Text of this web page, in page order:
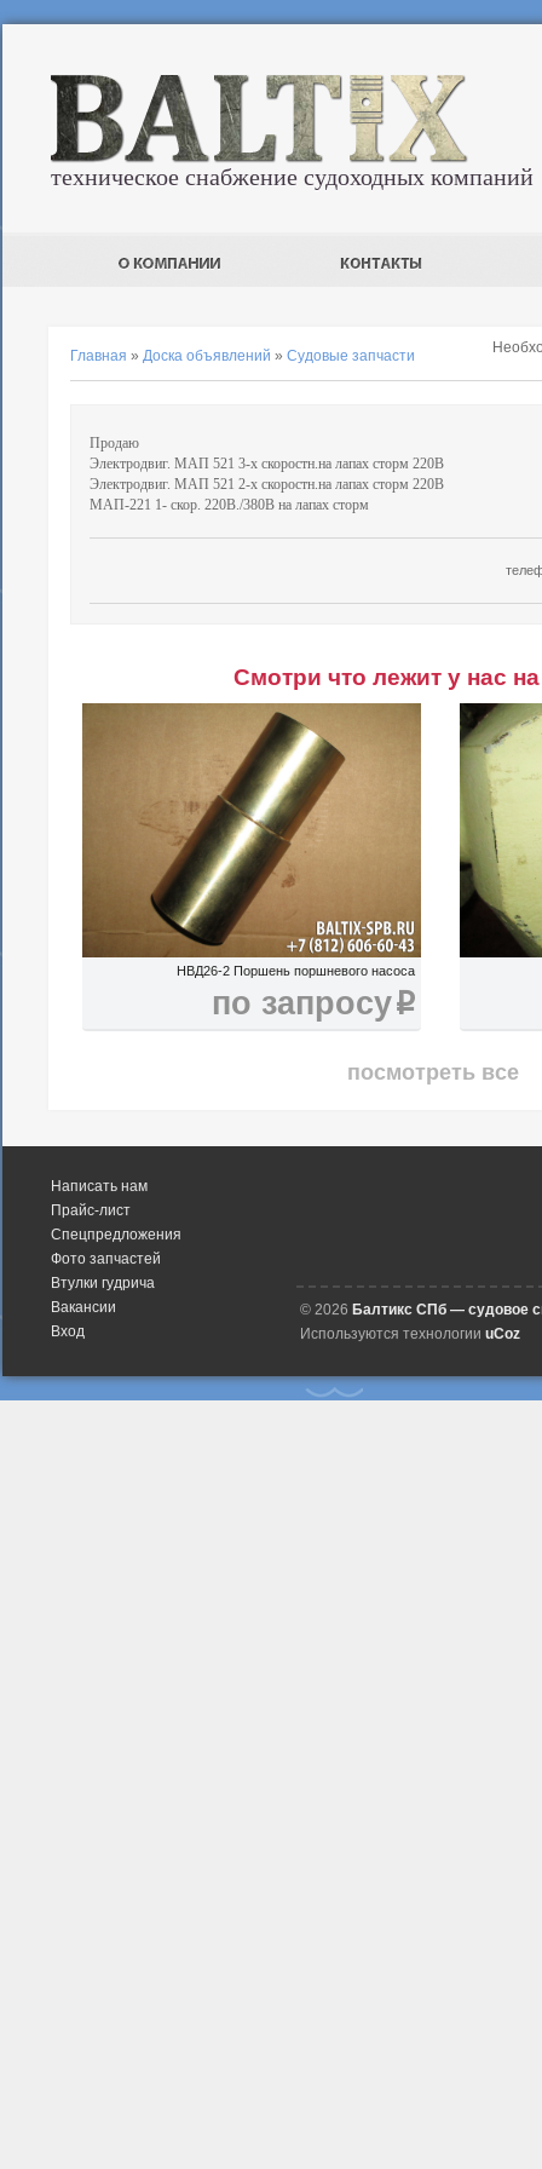
техническое снабжение судоходных компаний
Главная » Доска объявлений » Судовые запчасти
Продаю
Электродвиг. МАП 521 3-х скоростн.на лапах сторм 220В
Электродвиг. МАП 521 2-х скоростн.на лапах сторм 220В
МАП-221 1- скор. 220В./380В на лапах сторм
Смотри что лежит у нас
НВД26-2 Поршень поршневого насоса
по запросу i
посмотреть все
Написать нам
Прайс-лист
Спецпредложения
Фото запчастей
Втулки гудрича
Вакансии
Вход
© 2026 Балтикс СПб — судовое
Используются технологии uCoz